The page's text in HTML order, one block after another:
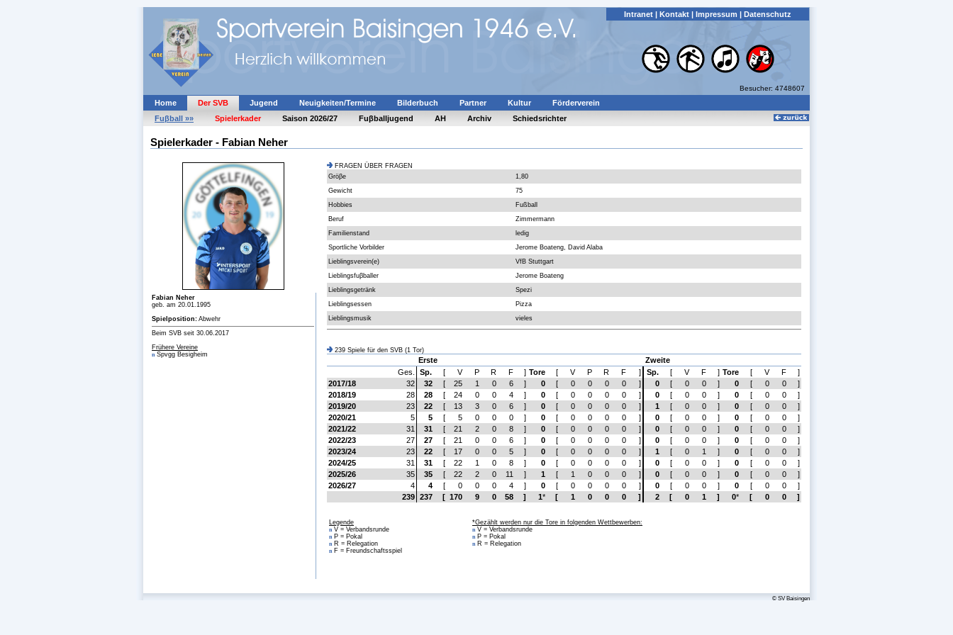
Intranet | Kontakt | Impressum | Datenschutz
Besucher: 4748607
Home Der SVB Jugend Neuigkeiten/Termine Bilderbuch Partner Kultur
Förderverein
Fuβball »»
Spielerkader Saison 2026/27 Fuβballjugend AH Archiv Schiedsrichter
Spielerkader - Fabian Neher
FRAGEN ÜBER FRAGEN
Gröβe
1,80
Gewicht
75
Hobbies
Fußball
Beruf
Zimmermann
Familienstand
ledig
Sportliche Vorbilder
Jerome Boateng, David Alaba
Lieblingsverein(e)
VfB Stuttgart
Lieblingsfuβballer
Jerome Boateng
Lieblingsgetränk
Spezi
Lieblingsessen
Pizza
Lieblingsmusik
vieles
239 Spiele für den SVB (1 Tor)
Erste
Zweite
Ges.
Sp. [ V P R F ] Tore [ V P R F ] Sp. [ V F ] Tore [ V F
]
2017/18
32 32 [ 25 1 0 6 ] 0 [ 0 0 0 0 ] 0 [ 0 0 ] 0 [ 0 0
]
2018/19
28 28 [ 24 0 0 4 ] 0 [ 0 0 0 0 ] 0 [ 0 0 ] 0 [ 0 0
]
2019/20
23 22 [ 13 3 0 6 ] 0 [ 0 0 0 0 ] 1 [ 0 0 ] 0 [ 0 0
]
2020/21
5 5 [ 5 0 0 0 ] 0 [ 0 0 0 0 ] 0 [ 0 0 ] 0 [ 0 0
]
2021/22
31 31 [ 21 2 0 8 ] 0 [ 0 0 0 0 ] 0 [ 0 0 ] 0 [ 0 0
]
2022/23
27 27 [ 21 0 0 6 ] 0 [ 0 0 0 0 ] 0 [ 0 0 ] 0 [ 0 0
]
2023/24
23 22 [ 17 0 0 5 ] 0 [ 0 0 0 0 ] 1 [ 0 1 ] 0 [ 0 0
]
2024/25
31 31 [ 22 1 0 8 ] 0 [ 0 0 0 0 ] 0 [ 0 0 ] 0 [ 0 0
]
2025/26
35 35 [ 22 2 0 11 ] 1 [ 1 0 0 0 ] 0 [ 0 0 ] 0 [ 0 0
]
2026/27
4 4 [ 0 0 0 4 ] 0 [ 0 0 0 0 ] 0 [ 0 0 ] 0 [ 0 0
]
239 237 [ 170 9 0 58 ] 1* [ 1 0 0 0 ] 2 [ 0 1 ] 0* [ 0 0 ]
Legende
nV = Verbandsrunde
nP = Pokal
nR = Relegation
nF = Freundschaftsspiel
*Gezählt werden nur die Tore in folgenden Wettbewerben:
nV = Verbandsrunde
nP = Pokal
nR = Relegation
Fabian Neher
geb. am 20.01.1995
Spielposition: Abwehr
Beim SVB seit 30.06.2017
Frühere Vereine
nSpvgg Besigheim
© SV Baisingen